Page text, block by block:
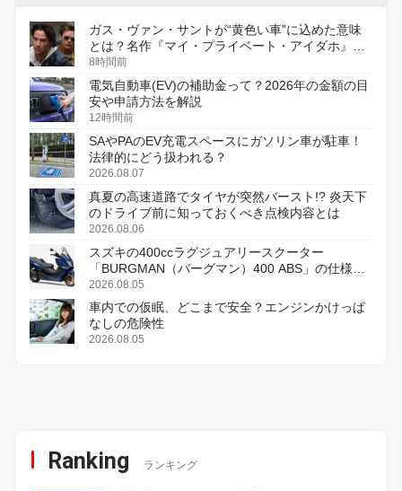
ガス・ヴァン・サントが“黄色い車”に込めた意味
とは？名作『マイ・プライベート・アイダホ』が
初のデジタルリマスター版で復活
8時間前
電気自動車(EV)の補助金って？2026年の金額の目
安や申請方法を解説
12時間前
SAやPAのEV充電スペースにガソリン車が駐車！
法律的にどう扱われる？
2026.08.07
真夏の高速道路でタイヤが突然バースト!? 炎天下
のドライブ前に知っておくべき点検内容とは
2026.08.06
スズキの400ccラグジュアリースクーター
「BURGMAN（バーグマン）400 ABS」の仕様を
変更し、8月18日に発売
2026.08.05
車内での仮眠、どこまで安全？エンジンかけっぱ
なしの危険性
2026.08.05
Ranking ランキング